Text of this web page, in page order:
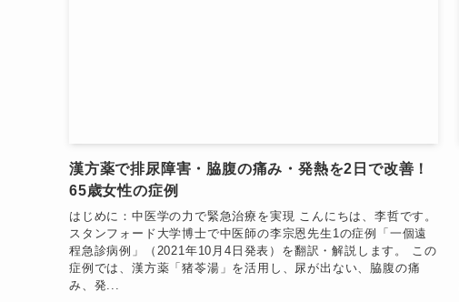
漢方薬で排尿障害・脇腹の痛み・発熱を2日で改善！
65歳女性の症例
はじめに：中医学の力で緊急治療を実現 こんにちは、李哲です。
スタンフォード大学博士で中医師の李宗恩先生1の症例「一個遠
程急診病例」（2021年10月4日発表）を翻訳・解説します。 この
症例では、漢方薬「猪苓湯」を活用し、尿が出ない、脇腹の痛
み、発...